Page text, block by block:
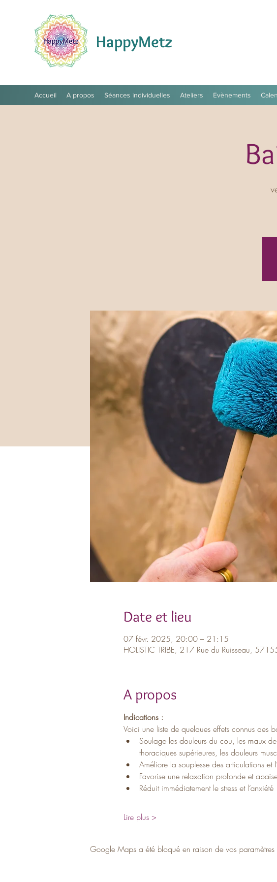
HappyMetz
Accueil A propos Séances individuelles Ateliers Evènements
Date et lieu
07 févr. 2025, 20:00 – 21:15
HOLISTIC TRIBE, 217 Rue du Ruisseau,
A propos
Indications :
Voici une liste de quelques effets connus des
Soulage les douleurs du cou, les maux
thoraciques supérieures, les douleurs
Améliore la souplesse des articulations et
Favorise une relaxation profonde et
Réduit immédiatement le stress et l’anxiété
Lire plus >
Google Maps a été bloqué en raison de vos